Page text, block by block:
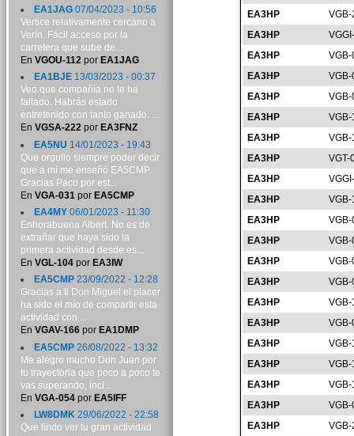
EA3HP
EA3HP
EA3HP
EA3HP
EA3HP
EA3HP
EA3HP
EA3HP
VGT-
EA3HP
EA3HP
EA3HP
EA3HP
EA3HP
EA3HP
EA3HP
EA3HP
EA3HP
EA3HP
EA3HP
EA3HP
EA3HP
EA1JAG07/04/2023 - 10:56
Vertice relativamente cercano a
Verín. Fácil acceso por la
carretera que sube de...
En VGOU-112por EA1JAG
EA1BJE13/03/2023 - 00:37
Veo que compañía no te ha
faltado. Habrás estado
entretenido con tanto ganado. ...
En VGSA-222por EA3FNZ
EA5NU 14/01/2023 - 19:43
Que orgullo siempre poder decir
que a mí me enseñó EA5CMP.
Gracias Paco por est...
En VGA-031 por EA5CMP
EA4MY06/01/2023 - 11:30
Enhorabuena Albert. No es de
extrañar que haya sido la
primera actividad desde es...
En VGL-104por EA3IW
EA5CMP23/09/2022 - 12:28
Gracias a ti Don Miguel el placer
ha sido el mío de compartir esta
actividad con ...
En VGAV-166por EA1DMP
EA5CMP26/08/2022 - 13:32
Me alegro mucho Don Juan por
tu trayectoria que poco a poco te
vas superando, incl...
En VGA-054por EA5IFF
LW8DMK29/06/2022 - 22:58
Que lindo ver tu gran actividad